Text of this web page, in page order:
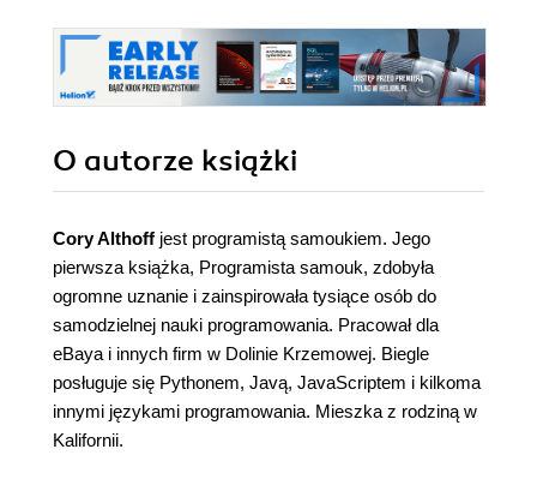
Wydanie II
O autorze książki
Cory Althoff jest programistą samoukiem. Jego
pierwsza książka, Programista samouk, zdobyła
ogromne uznanie i zainspirowała tysiące osób do
samodzielnej nauki programowania. Pracował dla
eBaya i innych firm w Dolinie Krzemowej. Biegle
posługuje się Pythonem, Javą, JavaScriptem i kilkoma
innymi językami programowania. Mieszka z rodziną w
Kalifornii.